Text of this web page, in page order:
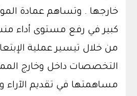
خارجها . وتساهم عمادة
كبير في رفع مستوى أداء
من خلال تيسير عملية
التخصصات داخل وخارج
مساهمتها في تقديم الآراء